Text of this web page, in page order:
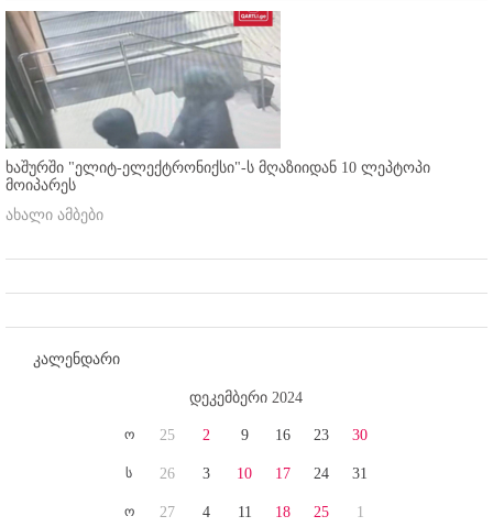
ხაშურში "ელიტ-ელექტრონიქსი"-ს მღაზიიდან 10 ლეპტოპი
მოიპარეს
ახალი ამბები
კალენდარი
დეკემბერი 2024
ო
ს
ო
25
26
27
2
3
4
9
10
11
16
17
18
23
24
25
30
31
1